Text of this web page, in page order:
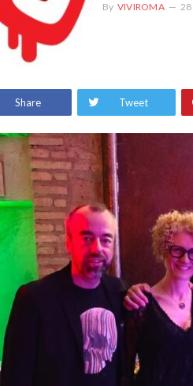
By VIVIROMA 28
Share Tweet